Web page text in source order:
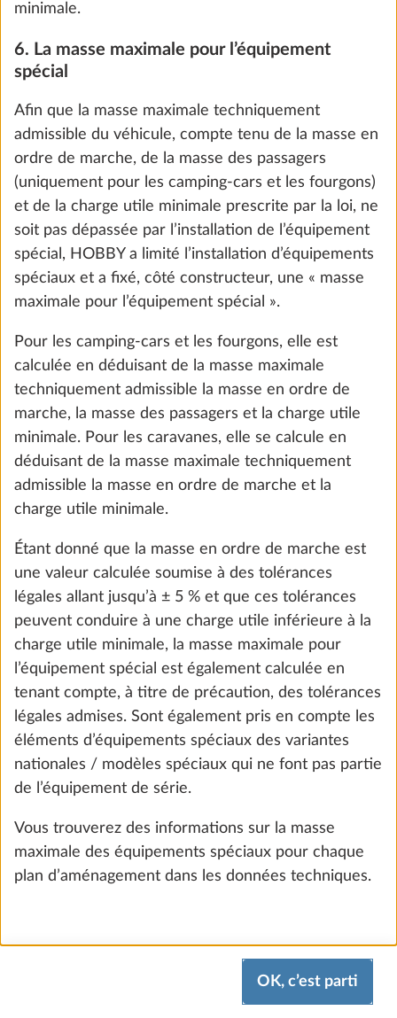
échelle, incluant une 3ème baie
Matelas mousse avec zones de confort et
sommier spécifique pour grand lit ou lit
central
Ajouter
ÉTAPE 5 SUR 8
Eau, gaz, électricité
Branchement eau de ville Plus
275 €
minimale.
6. La masse maximale pour l’équipement
spécial
Afin que la masse maximale techniquement
admissible du véhicule, compte tenu de la masse en
ordre de marche, de la masse des passagers
(uniquement pour les camping-cars et les fourgons)
et de la charge utile minimale prescrite par la loi, ne
soit pas dépassée par l’installation de l’équipement
spécial, HOBBY a limité l’installation d’équipements
spéciaux et a fixé, côté constructeur, une « masse
maximale pour l’équipement spécial ».
Pour les camping-cars et les fourgons, elle est
calculée en déduisant de la masse maximale
techniquement admissible la masse en ordre de
marche, la masse des passagers et la charge utile
minimale. Pour les caravanes, elle se calcule en
déduisant de la masse maximale techniquement
admissible la masse en ordre de marche et la
charge utile minimale.
Étant donné que la masse en ordre de marche est
une valeur calculée soumise à des tolérances
légales allant jusqu’à ± 5 % et que ces tolérances
peuvent conduire à une charge utile inférieure à la
charge utile minimale, la masse maximale pour
l’équipement spécial est également calculée en
tenant compte, à titre de précaution, des tolérances
légales admises. Sont également pris en compte les
éléments d’équipements spéciaux des variantes
nationales / modèles spéciaux qui ne font pas partie
de l’équipement de série.
Vous trouverez des informations sur la masse
maximale des équipements spéciaux pour chaque
plan d’aménagement dans les données techniques.
OK, c’est parti